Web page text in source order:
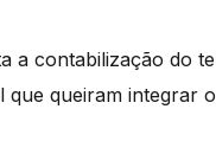
a contabilização do
que queiram integrar